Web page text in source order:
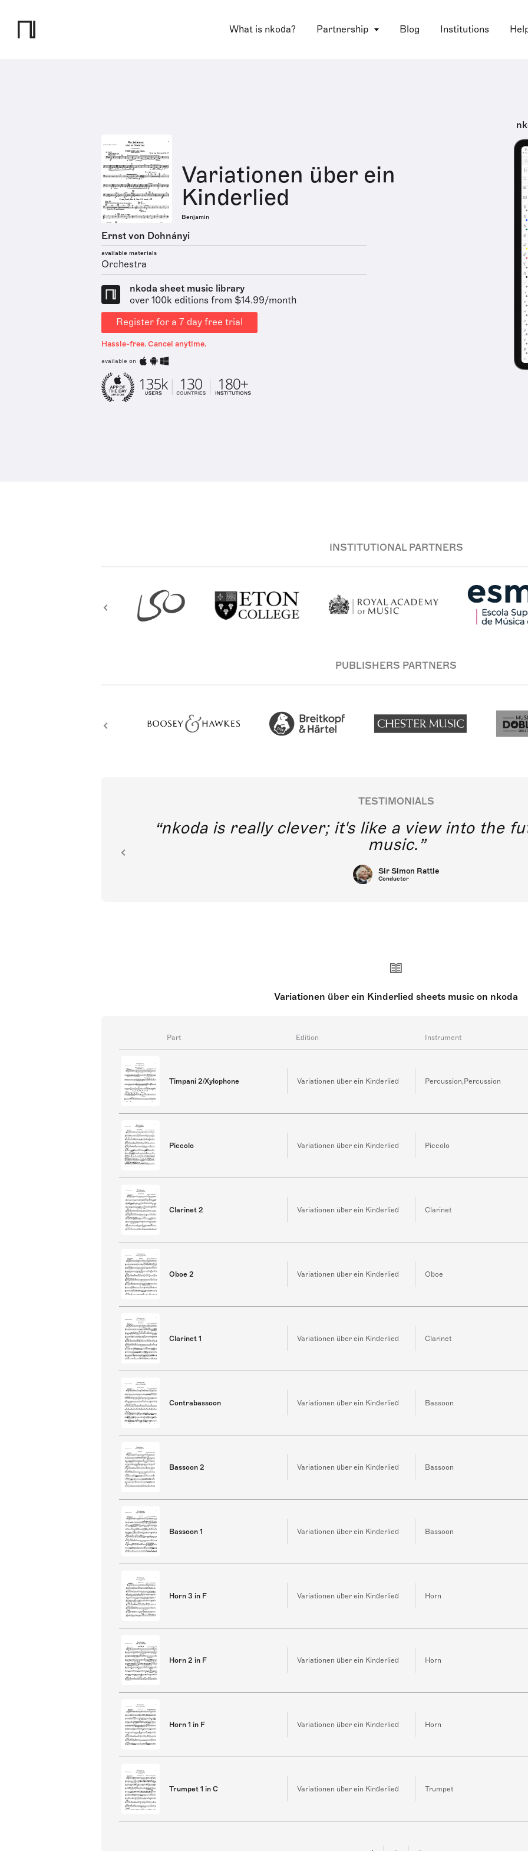
What is nkoda? Partnership Blog Institutions
Variationen über ein
Kinderlied
Benjamin
Ernst von Dohnányi
available materials
Orchestra
nkoda sheet music library
over 100k editions from $14.99/month
Register for a 7 day free trial
Hassle-free. Cancel anytime.
available on
INSTITUTIONAL PARTNERS
PUBLISHERS PARTNERS
TESTIMONIALS
nkoda is really clever; it's like a view into the
music.
Sir Simon Rattle
Conductor
Variationen über ein Kinderlied sheets music on nkoda
Part Edition Instrument
Timpani 2/Xylophone Variationen über ein Kinderlied Percussion,Percussion
Piccolo Variationen über ein Kinderlied Piccolo
Clarinet 2 Variationen über ein Kinderlied Clarinet
Oboe 2 Variationen über ein Kinderlied Oboe
Clarinet 1 Variationen über ein Kinderlied Clarinet
Contrabassoon Variationen über ein Kinderlied Bassoon
Bassoon 2 Variationen über ein Kinderlied Bassoon
Bassoon 1 Variationen über ein Kinderlied Bassoon
Horn 3 in F Variationen über ein Kinderlied Horn
Horn 2 in F Variationen über ein Kinderlied Horn
Horn 1 in F Variationen über ein Kinderlied Horn
Trumpet 1 in C Variationen über ein Kinderlied Trumpet